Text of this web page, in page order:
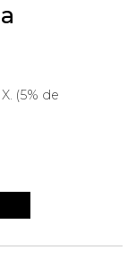
(5% de